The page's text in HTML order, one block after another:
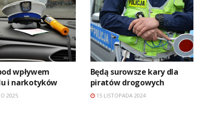
wpływem
i narkotyków
2025
Będą surowsze kary dla
piratów drogowych
15 LISTOPADA 2024